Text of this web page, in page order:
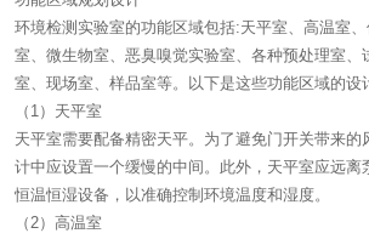
环境检测实验室的功能区域包括:天平室、高温室
室、微生物室、恶臭嗅觉实验室、各种预处理室、
室、现场室、样品室等。以下是这些功能区域的设
（1）天平室
天平室需要配备精密天平。为了避免门开关带来的
计中应设置一个缓慢的中间。此外，天平室应远离
恒温恒湿设备，以准确控制环境温度和湿度。
（2）高温室